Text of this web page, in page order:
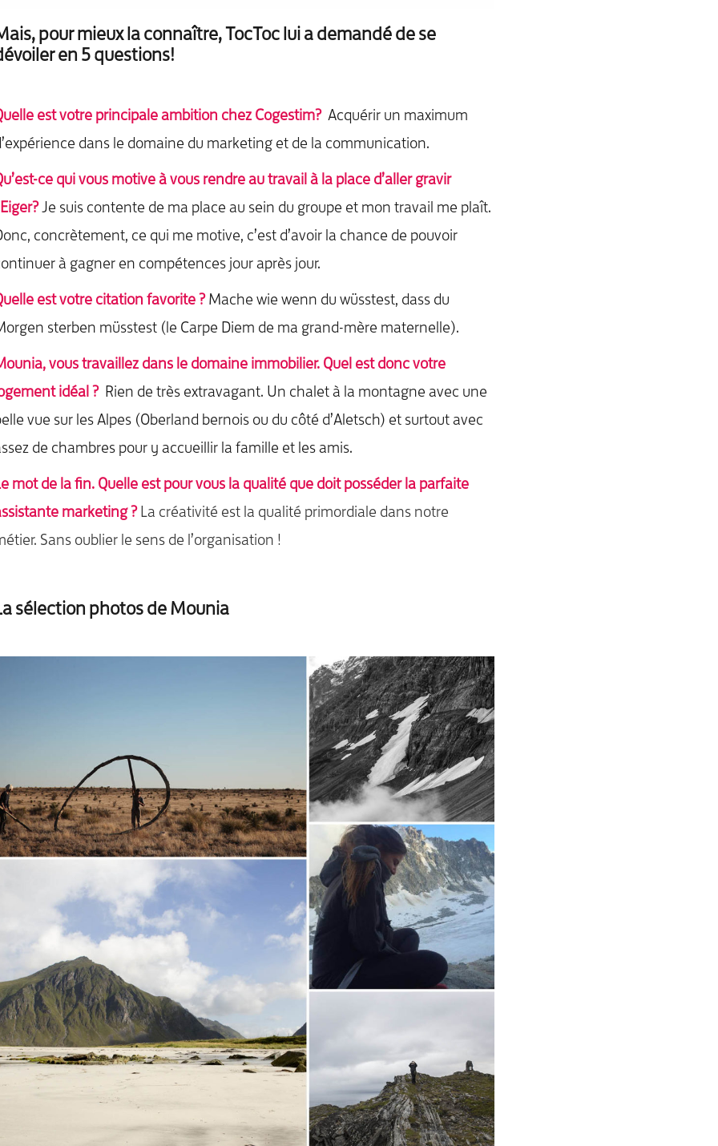
pour mieux la connaître, TocToc lui a demandé de se
en 5 questions!
est votre principale ambition chez Cogestim? Acquérir un maximum
dans le domaine du marketing et de la communication.
ce qui vous motive à vous rendre au travail à la place d’aller gravir
Je suis contente de ma place au sein du groupe et mon travail me plaît.
concrètement, ce qui me motive, c’est d’avoir la chance de pouvoir
à gagner en compétences jour après jour.
est votre citation favorite ? Mache wie wenn du wüsstest, dass du
sterben müsstest (le Carpe Diem de ma grand-mère maternelle).
vous travaillez dans le domaine immobilier. Quel est donc votre
idéal ? Rien de très extravagant. Un chalet à la montagne avec une
vue sur les Alpes (Oberland bernois ou du côté d’Aletsch) et surtout avec
de chambres pour y accueillir la famille et les amis.
mot de la fin. Quelle est pour vous la qualité que doit posséder la parfaite
marketing ? La créativité est la qualité primordiale dans notre
Sans oublier le sens de l’organisation !
sélection photos de Mounia